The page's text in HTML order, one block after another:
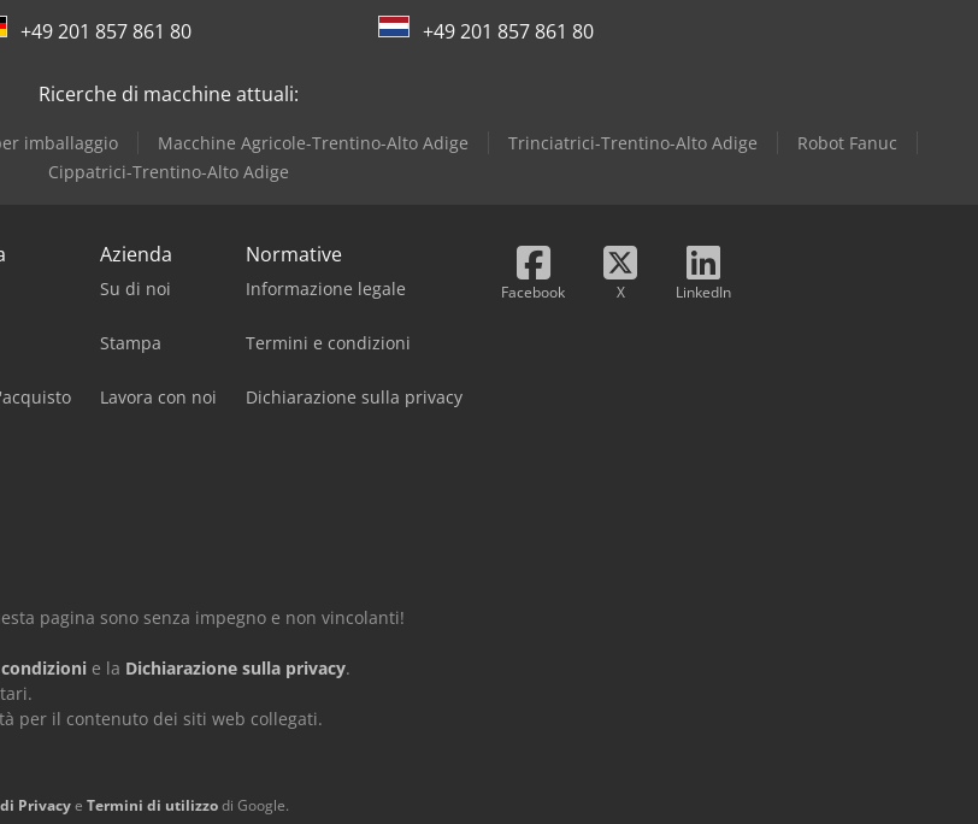
+49 201 857 861 80 +49 201 857 861 80
Ricerche di macchine attuali:
imballaggio Macchine Agricole-Trentino-Alto Adige Trinciatrici-Trentino-Alto Adige
Robot Fanuc
Cippatrici-Trentino-Alto Adige
Azienda
Su di noi
Stampa
Lavora con noi
Normative
Informazione legale
Termini e condizioni
Dichiarazione sulla privacy
Facebook X LinkedIn
pagina sono senza impegno e non vincolanti!
e la Dichiarazione sulla privacy.
per il contenuto dei siti web collegati.
Privacye Termini di utilizzodi Google.